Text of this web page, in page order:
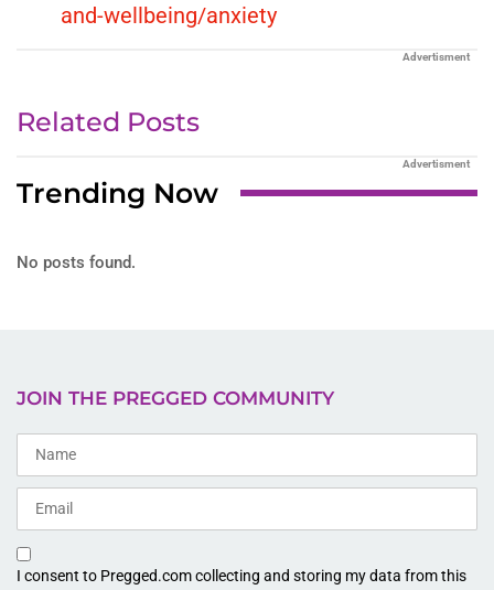
and-wellbeing/anxiety
Advertisment
Related Posts
Advertisment
Trending Now
No posts found.
JOIN THE PREGGED COMMUNITY
I consent to Pregged.com collecting and storing my data from this